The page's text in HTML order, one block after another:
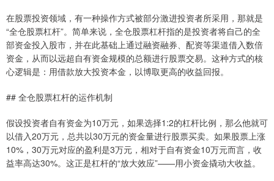
在股票投资领域，有一种操作方式被部分激进投资者所采用，那就是
“全仓股票杠杆”。简单来说，全仓股票杠杆指的是投资者将自己的全
部资金投入股市，并在此基础上通过融资融券、配资等渠道借入数倍
资金，从而以远超自有资金规模的总额进行股票交易。这种方式的核
心逻辑是：用借款放大投资本金，以博取更高的收益回报。
## 全仓股票杠杆的运作机制
假设投资者自有资金为10万元，如果选择1:2的杠杆比例，那么他就可
以借入20万元，总共以30万元的资金量进行股票买卖。如果股票上涨
10%，30万元对应的盈利是3万元，相对于自有资金10万元而言，收
益率高达30%。这正是杠杆的“放大效应”——用小资金撬动大收益。